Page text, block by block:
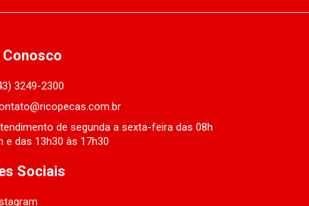
Conosco
3249-2300
de segunda a sexta-feira das 08h
e das 13h30 às 17h30
Sociais